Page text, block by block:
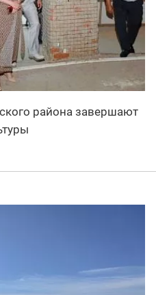
района завершают